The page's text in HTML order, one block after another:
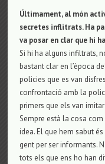
Últimament, al món
secretes inflitrats. Ha
va posar en clar que hi
Si hi ha alguns infiltrats,
bastant clar en l’època
policies que es van
confrontació amb la
primers que els van
Sempre està la cosa com
idea. El que hem sabut
gent per ser informants.
tots els que ens ho han